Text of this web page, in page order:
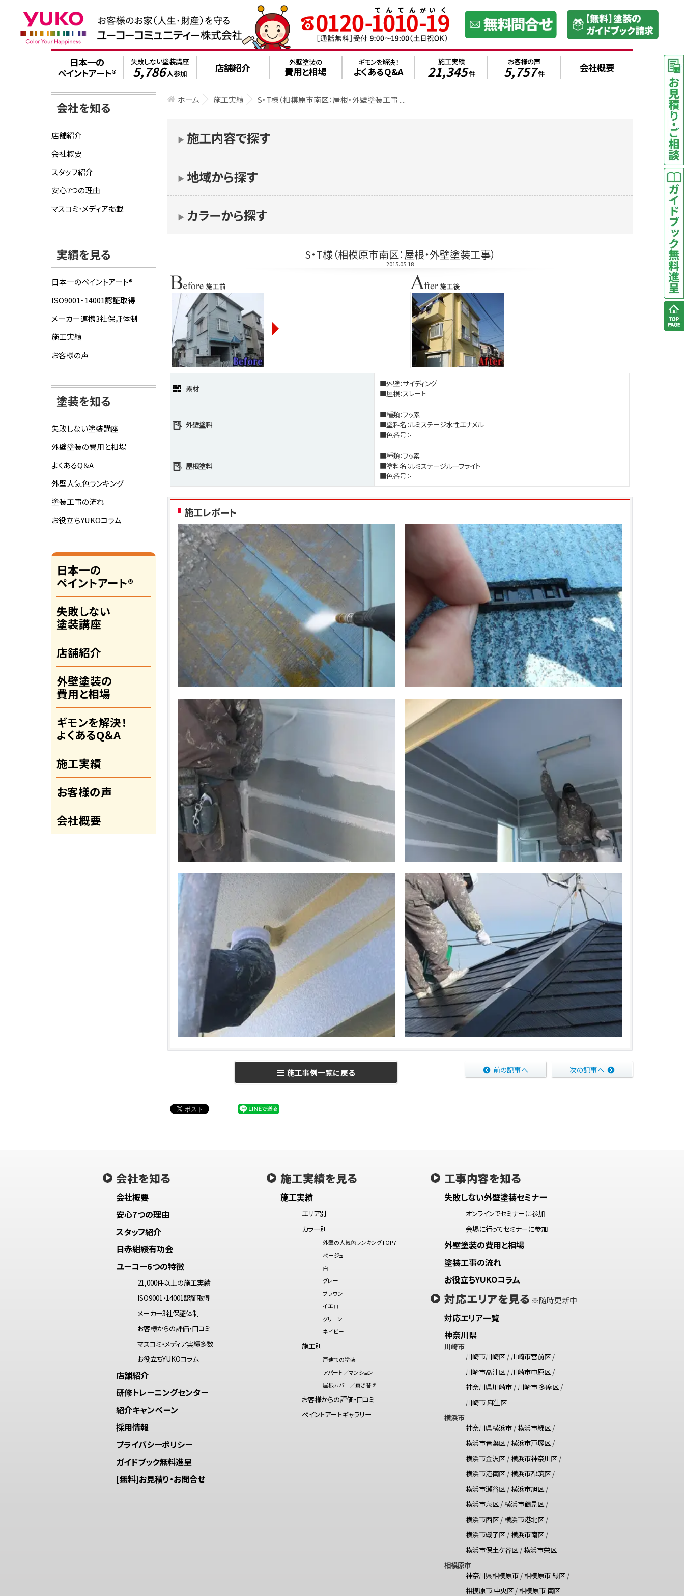
日本一の
ペイントアート®
失敗しない塗装講座
5,786人参加 店舗紹介 外壁塗装の
費用と相場
ギモンを解決！
よくあるQ&A
施工実績
21,345件
お客様の声
5,757件 会社概要
ホーム 施工実績 S・T様（相模原市南区：屋根・外壁塗装工事 ....
▶︎ 施工内容で探す
▶︎ カラーから探す
▶︎ 地域から探す
S・T様（相模原市南区：屋根・外壁塗装工事）
2015.05.18
素材
■外壁：サイディング
■屋根：スレート
外壁塗料
■種類：フッ素
■塗料名：ルミステージ水性エナメル
■色番号：-
屋根塗料
■種類：フッ素
■塗料名：ルミステージルーフライト
■色番号：-
施工レポート
次の記事へ
前の記事へ
施工事例一覧に戻る
会社を知る
店舗紹介
会社概要
スタッフ紹介
安心7つの理由
マスコミ･メディア掲載
実績を見る
日本一のペイントアート®
ISO9001・14001認証取得
メーカー連携3社保証体制
施工実績
お客様の声
塗装を知る
失敗しない塗装講座
外壁塗装の費用と相場
よくあるQ＆A
外壁人気色ランキング
塗装工事の流れ
お役立ちYUKOコラム
日本一の
ペイントアート®
失敗しない
塗装講座
店舗紹介
外壁塗装の
費用と相場
ギモンを解決！
よくあるQ＆A
施工実績
お客様の声
会社概要
会社を知る
会社概要
安心7つの理由
スタッフ紹介
日赤紺綬有功会
ユーコー6つの特徴
21,000件以上の施工実績
ISO9001・14001認証取得
メーカー3社保証体制
お客様からの評価・口コミ
マスコミ・メディア実績多数
お役立ちYUKOコラム
店舗紹介
研修トレーニングセンター
紹介キャンペーン
採用情報
プライバシーポリシー
ガイドブック無料進呈
[無料]お見積り・お問合せ
施工実績を見る
施工実績
エリア別
カラー別
外壁の人気色ランキングTOP7
ベージュ
白
グレー
ブラウン
イエロー
グリーン
ネイビー
施工別
戸建ての塗装
アパート／マンション
屋根カバー／葺き替え
お客様からの評価・口コミ
ペイントアートギャラリー
工事内容を知る
失敗しない外壁塗装セミナー
オンラインでセミナーに参加
会場に行ってセミナーに参加
外壁塗装の費用と相場
塗装工事の流れ
お役立ちYUKOコラム
対応エリアを見る ※随時更新中
対応エリア一覧
神奈川県
川崎市
川崎市川崎区/ 川崎市宮前区/
川崎市高津区/ 川崎市中原区/
神奈川県川崎市/ 川崎市 多摩区/
川崎市 麻生区
横浜市
神奈川県横浜市/ 横浜市緑区/
横浜市青葉区/ 横浜市戸塚区/
横浜市金沢区/ 横浜市神奈川区/
横浜市港南区/ 横浜市都筑区/
横浜市瀬谷区/ 横浜市旭区/
横浜市泉区/ 横浜市鶴見区/
横浜市西区/ 横浜市港北区/
横浜市磯子区/ 横浜市南区/
横浜市保土ケ谷区/ 横浜市栄区
相模原市
神奈川県相模原市/相模原市 緑区/
相模原市 中央区/相模原市 南区